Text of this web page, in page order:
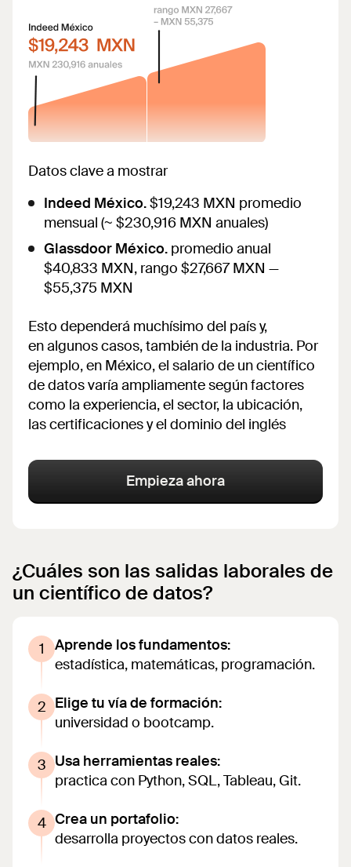
Datos clave a mostrar
Indeed México.$19,243 MXN promedio
mensual (~ $230,916 MXN anuales)
Glassdoor México. promedio anual
$40,833 MXN, rango $27,667 MXN —
$55,375 MXN
Esto dependerá muchísimo del país y,
en algunos casos, también de la industria. Por
ejemplo, en México, el salario de un científico
de datos varía ampliamente según factores
como la experiencia, el sector, la ubicación,
las certificaciones y el dominio del inglés
Empieza ahora
¿Cuáles son las salidas laborales de
un científico de datos?
Aprende los fundamentos:
estadística, matemáticas, programación.
Elige tu vía de formación:
universidad o bootcamp.
Usa herramientas reales:
practica con Python, SQL, Tableau, Git.
Crea un portafolio:
desarrolla proyectos con datos reales.